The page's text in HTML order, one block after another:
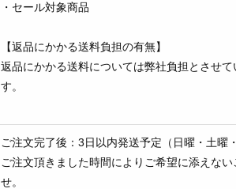
・セール対象商品
【返品にかかる送料負担の有無】
返品にかかる送料については弊社負担とさせ
す。
ご注文完了後：3日以内発送予定（日曜・土曜
ご注文頂きました時間によりご希望に添えな
せ。